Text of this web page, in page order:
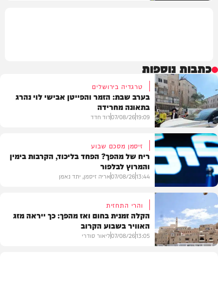
כתבות נוספות
בארץ
טרגדיה בירושלים
בערב שבת: הזמר והפייטן אבישי לוי נהרג
בתאונה מחרידה
19:09
07/08/26דוד חדד
פוליטי
זיסמן מסכם שבוע
ריח של מהפך? הפחד בליכוד, הקרבות בימין
והמרוץ לבלפור
13:44
07/08/26אריה זיסמן, יתד נאמן
והרי התחזית
הקלה זמנית בחום ואז מהפך: כך ייראה מזג
האוויר בשבוע הקרוב
13:05
07/08/26ליאור סודרי